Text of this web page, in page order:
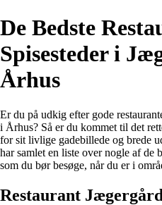
De Bedste
Spisesteder i
Århus
Er du på udkig efter gode
i Århus? Så er du kommet til det
for sit livlige gadebillede og brede
har samlet en liste over nogle af de
som du bør besøge, når du er i
Restaurant